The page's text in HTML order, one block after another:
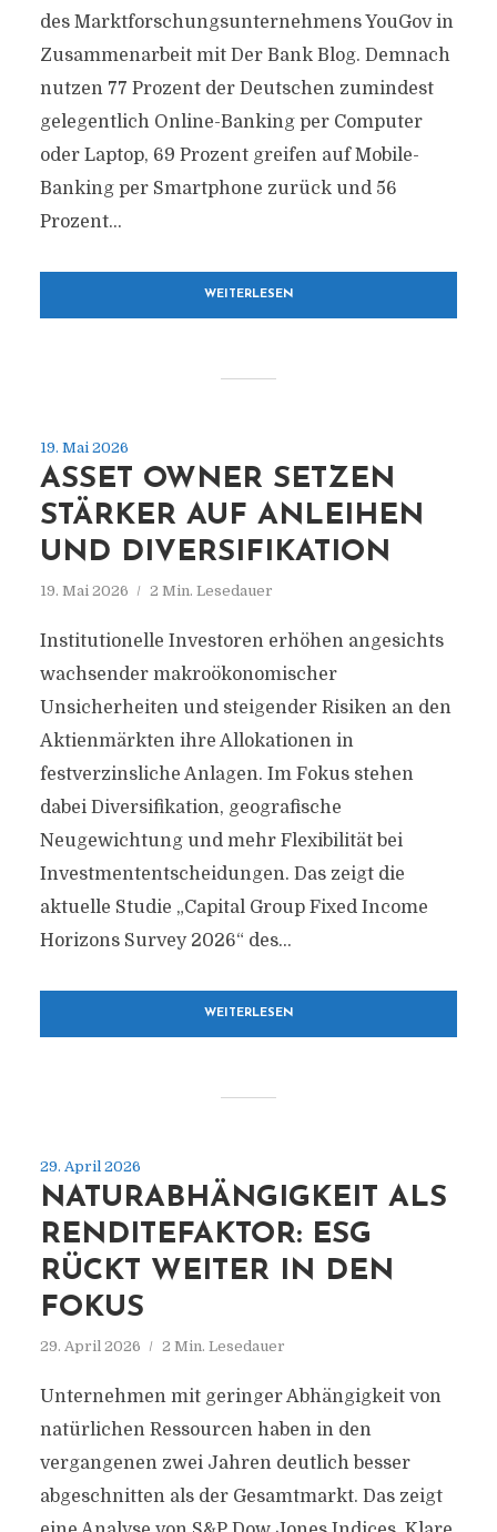
des Marktforschungsunternehmens YouGov in
Zusammenarbeit mit Der Bank Blog. Demnach
nutzen 77 Prozent der Deutschen zumindest
gelegentlich Online-Banking per Computer
oder Laptop, 69 Prozent greifen auf Mobile-
Banking per Smartphone zurück und 56
Prozent...
WEITERLESEN
19. Mai 2026
ASSET OWNER SETZEN
STÄRKER AUF ANLEIHEN
UND DIVERSIFIKATION
19. Mai 2026 2 Min. Lesedauer
Institutionelle Investoren erhöhen angesichts
wachsender makroökonomischer
Unsicherheiten und steigender Risiken an den
Aktienmärkten ihre Allokationen in
festverzinsliche Anlagen. Im Fokus stehen
dabei Diversifikation, geografische
Neugewichtung und mehr Flexibilität bei
Investmententscheidungen. Das zeigt die
aktuelle Studie „Capital Group Fixed Income
Horizons Survey 2026“ des...
WEITERLESEN
29. April 2026
NATURABHÄNGIGKEIT ALS
RENDITEFAKTOR: ESG
RÜCKT WEITER IN DEN
FOKUS
29. April 2026 2 Min. Lesedauer
Unternehmen mit geringer Abhängigkeit von
natürlichen Ressourcen haben in den
vergangenen zwei Jahren deutlich besser
abgeschnitten als der Gesamtmarkt. Das zeigt